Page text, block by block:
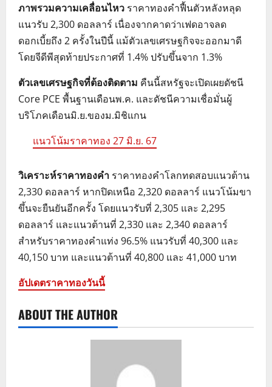
ภาพรวมความเคลื่อนไหว ราคาทองคำฟื้นตัวหลังหลุด
แนวรับ 2,300 ดอลลาร์ เนื่องจากคาดว่าเฟดอาจลด
ดอกเบี้ยถึง 2 ครั้งในปีนี้ แม้ตัวเลขเศรษฐกิจจะออกมาดี
โดยจีดีพีสุดท้ายประกาศที่ 1.4% ปรับขึ้นจาก 1.3%
ตัวเลขเศรษฐกิจที่ต้องติดตาม คืนนี้สหรัฐจะเปิดเผยดัชนี
Core PCE พื้นฐานเดือนพ.ค. และดัชนีความเชื่อมั่นผู้
บริโภคเดือนมิ.ย.ของม.มิชิแกน
แนวโน้มราคาทอง 27 มิ.ย. 67
วิเคราะห์ราคาทองคำ ราคาทองคำโลกทดสอบแนวต้าน
2,330 ดอลลาร์ หากปิดเหนือ 2,320 ดอลลาร์ แนวโน้มขา
ขึ้นจะยืนยันอีกครั้ง โดยแนวรับที่ 2,305 และ 2,295
ดอลลาร์ และแนวต้านที่ 2,330 และ 2,340 ดอลลาร์
สำหรับราคาทองคำแท่ง 96.5% แนวรับที่ 40,300 และ
40,150 บาท และแนวต้านที่ 40,800 และ 41,000 บาท
อัปเดตราคาทองวันนี้
ABOUT THE AUTHOR